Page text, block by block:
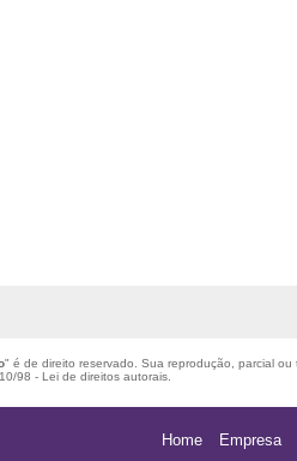
" é de direito reservado. Sua reprodução, parcial
98 - Lei de direitos autorais.
Home Empresa